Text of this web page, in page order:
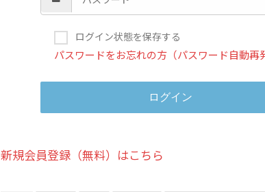
ログイン状態を保存する
パスワードをお忘れの方（パスワード自動再
新規会員登録（無料）はこちら